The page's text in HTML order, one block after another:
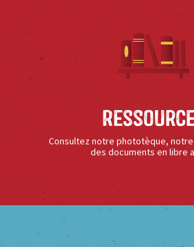
Consultez notre phototèque,
des documents en libre